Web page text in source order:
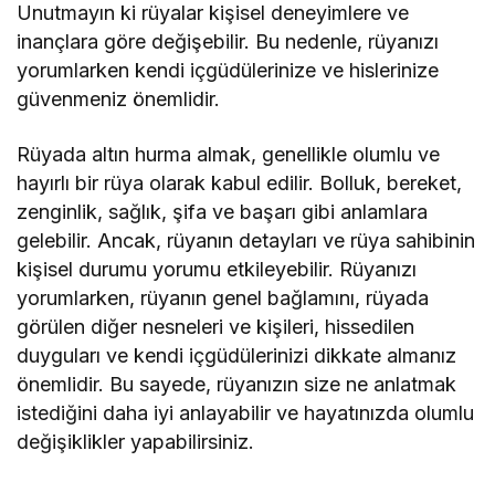
Unutmayın ki rüyalar kişisel deneyimlere ve
inançlara göre değişebilir. Bu nedenle, rüyanızı
yorumlarken kendi içgüdülerinize ve hislerinize
güvenmeniz önemlidir.
Rüyada altın hurma almak, genellikle olumlu ve
hayırlı bir rüya olarak kabul edilir. Bolluk, bereket,
zenginlik, sağlık, şifa ve başarı gibi anlamlara
gelebilir. Ancak, rüyanın detayları ve rüya sahibinin
kişisel durumu yorumu etkileyebilir. Rüyanızı
yorumlarken, rüyanın genel bağlamını, rüyada
görülen diğer nesneleri ve kişileri, hissedilen
duyguları ve kendi içgüdülerinizi dikkate almanız
önemlidir. Bu sayede, rüyanızın size ne anlatmak
istediğini daha iyi anlayabilir ve hayatınızda olumlu
değişiklikler yapabilirsiniz.